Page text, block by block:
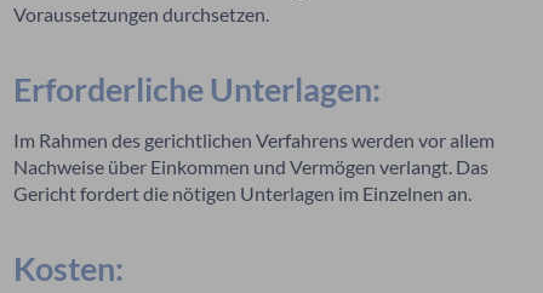
Voraussetzungen durchsetzen.
Erforderliche Unterlagen:
Im Rahmen des gerichtlichen Verfahrens werden vor allem
Nachweise über Einkommen und Vermögen verlangt. Das
Gericht fordert die nötigen Unterlagen im Einzelnen an.
Kosten: